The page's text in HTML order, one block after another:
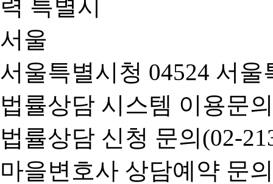
서울특별시청 04524 서
법률상담 시스템 이용문
법률상담 신청 문의(02-
마을변호사 상담예약 문